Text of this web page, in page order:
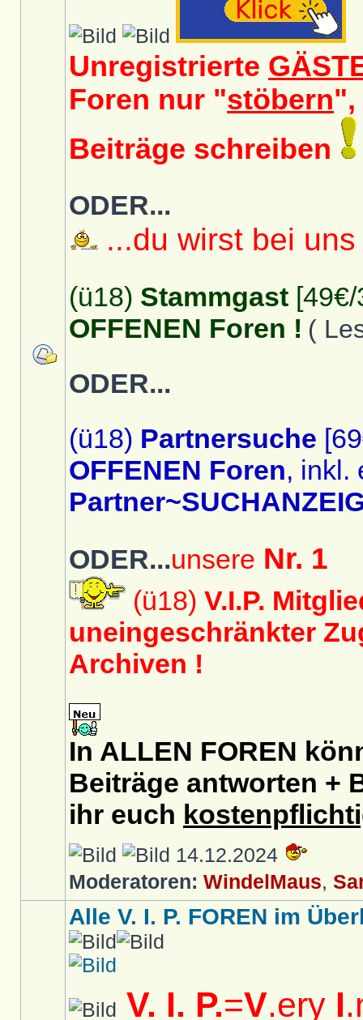
Unregistrierte
Foren nur "stöbern",
Beiträge schreiben
ODER...
...du wirst bei
(ü18) Stammgast
OFFENEN Foren ! (
ODER...
(ü18) Partnersuche
OFFENEN Foren, inkl.
ODER...unsere Nr. 1
(ü18) V.I.P.
uneingeschränkter
Archiven !
In ALLEN FOREN
Beiträge antworten +
ihr euch
14.12.2024
Moderatoren: WindelMaus,
Alle V. I. P. FOREN im
V. I. P.=V.ery I